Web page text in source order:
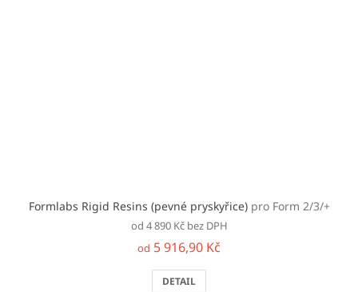
Formlabs Rigid Resins (pevné pryskyřice) pro Form 2/3/+
od 4 890 Kč bez DPH
od 5 916,90 Kč
DETAIL